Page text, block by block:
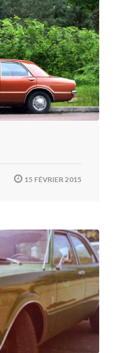
15 FÉVRIER 2015